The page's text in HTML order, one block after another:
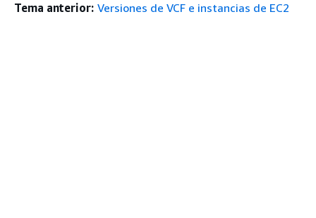
Tema anterior: Versiones de VCF e instancias de EC2